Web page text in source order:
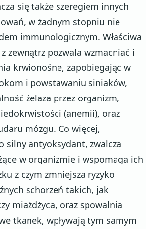
się także szeregiem innych
w żadnym stopniu nie
immunologicznym. Właściwa
zewnątrz pozwala wzmacniać i
krwionośne, zapobiegając w
i powstawaniu siniaków,
żelaza przez organizm,
(anemii), oraz
mózgu. Co więcej,
silny antyoksydant, zwalcza
w organizmie i wspomaga ich
z czym zmniejsza ryzyko
schorzeń takich, jak
miażdżyca, oraz spowalnia
tkanek, wpływają tym samym